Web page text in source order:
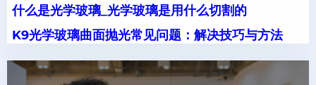
什么是光学玻璃_光学玻璃是用什么切割的
K9光学玻璃曲面抛光常见问题：解决技巧与方法